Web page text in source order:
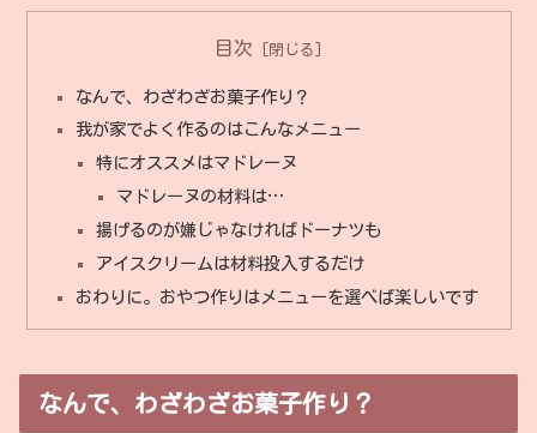
目次
なんで、わざわざお菓子作り？
我が家でよく作るのはこんなメニュー
特にオススメはマドレーヌ
マドレーヌの材料は…
揚げるのが嫌じゃなければドーナツも
アイスクリームは材料投入するだけ
おわりに。おやつ作りはメニューを選べば楽しいです
なんで、わざわざお菓子作り？